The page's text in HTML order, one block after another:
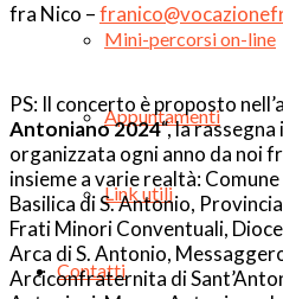
Mini-percorsi on-line
Appuntamenti
Link utili
Contatti
fra Nico –
PS: Il concerto è proposto
Antoniano 2024“, la
organizzata ogni anno da noi
insieme a varie realtà:
Basilica di S. Antonio,
Frati Minori Conventuali,
Arca di S. Antonio,
Arciconfraternita di